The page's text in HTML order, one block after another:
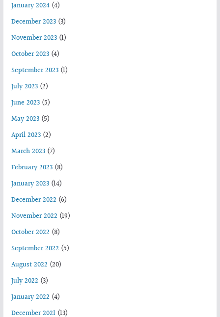
January 2024(4)
December 2023(3)
November 2023(1)
October 2023(4)
September 2023(1)
July 2023(2)
June 2023(5)
May 2023(5)
April 2023(2)
March 2023(7)
February 2023(8)
January 2023(14)
December 2022 (6)
November 2022 (19)
October 2022 (8)
September 2022 (5)
August 2022 (20)
July 2022 (3)
January 2022 (4)
December 2021(13)